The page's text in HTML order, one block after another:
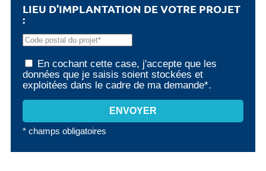
LIEU D'IMPLANTATION DE VOTRE PROJET
:
En cochant cette case, j'accepte que les
données que je saisis soient stockées et
exploitées dans le cadre de ma demande*.
* champs obligatoires